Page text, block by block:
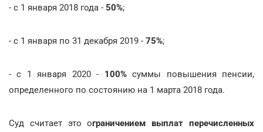
- с 1 января 2018 года - 50%;
- с 1 января по 31 декабря 2019 - 75%;
- с 1 января 2020 - 100%суммы повышения пенсии,
определенного по состоянию на 1 марта 2018 года.
Суд считает это ограничением выплат перечисленных